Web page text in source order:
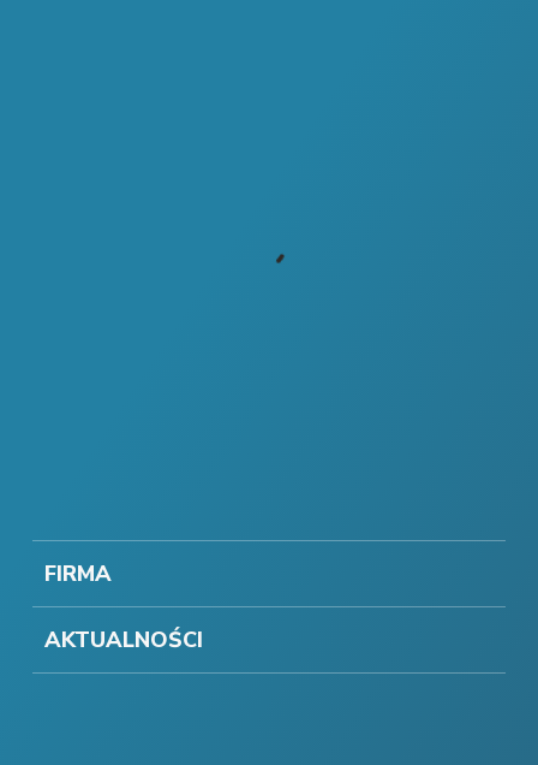
FIRMA
AKTUALNOŚCI